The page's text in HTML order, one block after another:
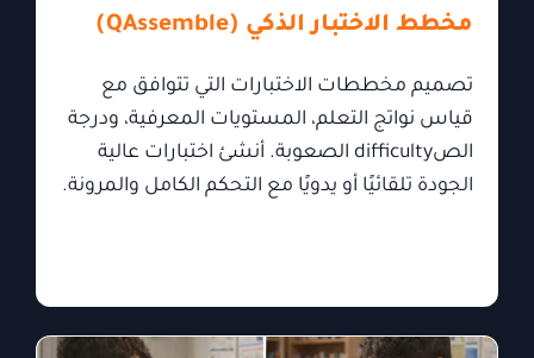
مخطط الاختبار الذكي (QAssemble)
تصميم مخططات الاختبارات التي تتوافق مع
قياس نواتج التعلم، المستويات المعرفية، ودرجة
الصdifficulty الصعوبة. أنشئ اختبارات عالية
الجودة تلقائيًا أو يدويًا مع التحكم الكامل والمرونة.